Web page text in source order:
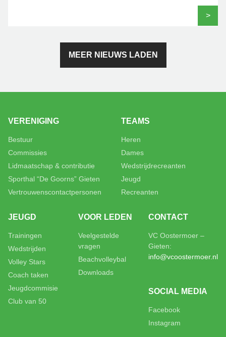
>
MEER NIEUWS LADEN
VERENIGING
Bestuur
Commissies
Lidmaatschap & contributie
Sporthal “De Goorns” Gieten
Vertrouwenscontactpersonen
TEAMS
Heren
Dames
Wedstrijdrecreanten
Jeugd
Recreanten
JEUGD
Trainingen
Wedstrijden
Volley Stars
Coach taken
Jeugdcommisie
Club van 50
VOOR LEDEN
Veelgestelde
vragen
Beachvolleybal
Downloads
CONTACT
VC Oostermoer –
Gieten:
info@vcoostermoer.nl
SOCIAL MEDIA
Facebook
Instagram